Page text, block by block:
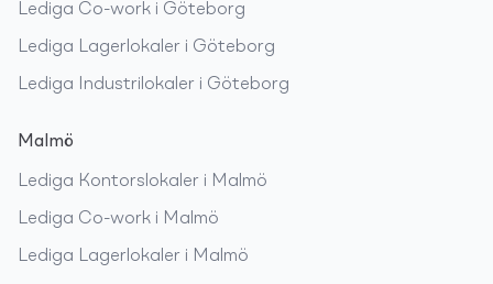
Lediga Co-work i Göteborg
Lediga Lagerlokaler i Göteborg
Lediga Industrilokaler i Göteborg
Malmö
Lediga Kontorslokaler i Malmö
Lediga Co-work i Malmö
Lediga Lagerlokaler i Malmö